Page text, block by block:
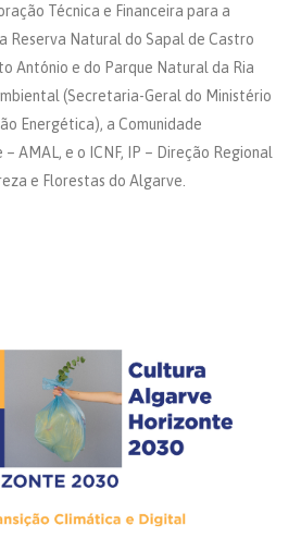
Técnica e Financeira para a
Reserva Natural do Sapal de Castro
António e do Parque Natural da Ria
(Secretaria-Geral do Ministério
Energética), a Comunidade
AMAL, e o ICNF, IP – Direção Regional
e Florestas do Algarve.